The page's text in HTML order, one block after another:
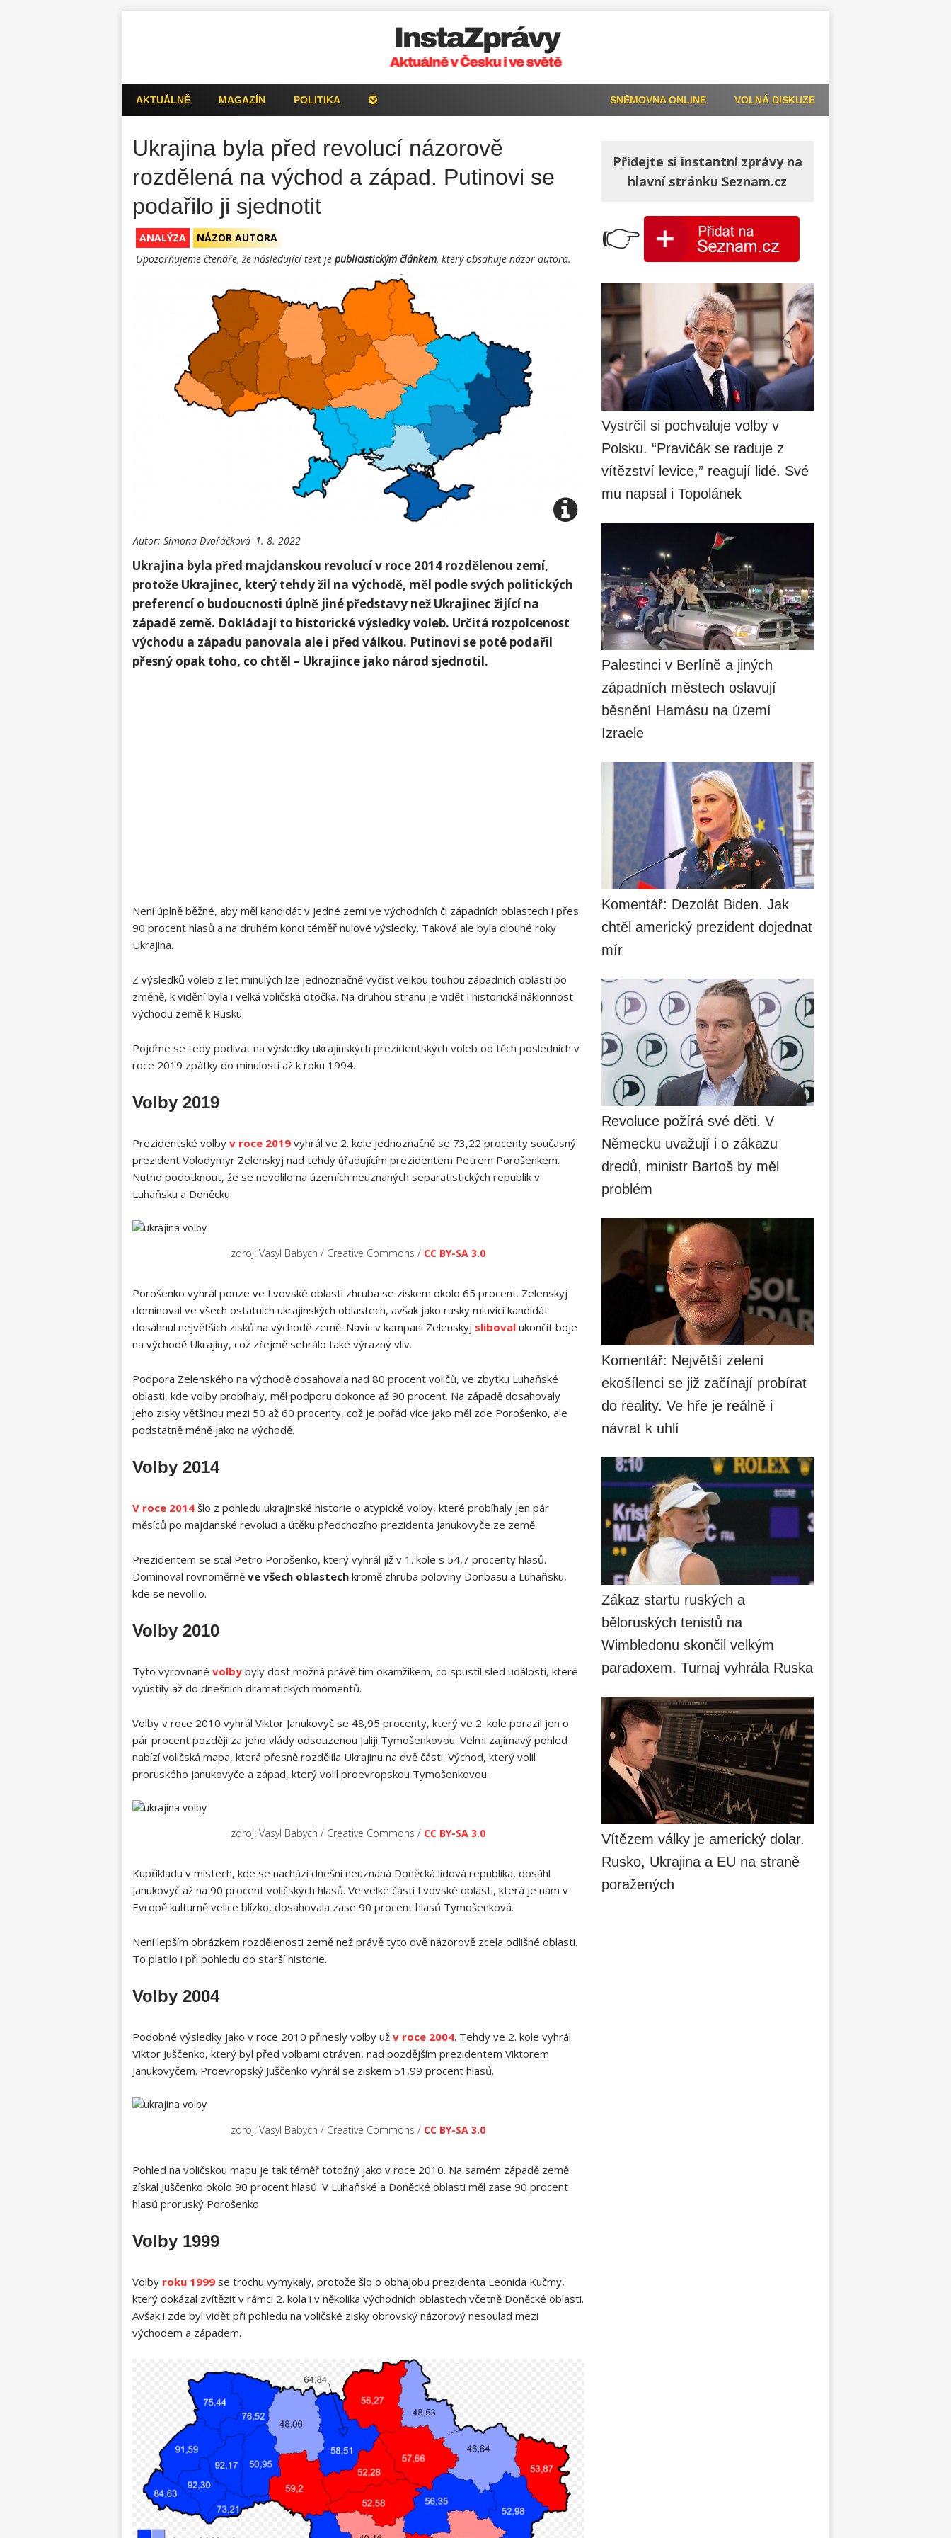
AKTUÁLNĚ MAGAZÍN POLITIKA VOLNÁ DISKUZE
SNĚMOVNA ONLINE
Ukrajina byla před revolucí názorově
rozdělená na východ a západ. Putinovi se
podařilo ji sjednotit
ANALÝZA
NÁZOR AUTORA
Upozorňujeme čtenáře, že následující text je publicistickým článkem, který obsahuje názor autora.
Autor: Simona Dvořáčková 1. 8. 2022
Ukrajina byla před majdanskou revolucí v roce 2014 rozdělenou zemí,
protože Ukrajinec, který tehdy žil na východě, měl podle svých politických
preferencí o budoucnosti úplně jiné představy než Ukrajinec žijící na
západě země. Dokládají to historické výsledky voleb. Určitá rozpolcenost
východu a západu panovala ale i před válkou. Putinovi se poté podařil
přesný opak toho, co chtěl – Ukrajince jako národ sjednotil.
Není úplně běžné, aby měl kandidát v jedné zemi ve východních či západních oblastech i přes
90 procent hlasů a na druhém konci téměř nulové výsledky. Taková ale byla dlouhé roky
Ukrajina.
Z výsledků voleb z let minulých lze jednoznačně vyčíst velkou touhou západních oblastí po
změně, k vidění byla i velká voličská otočka. Na druhou stranu je vidět i historická náklonnost
východu země k Rusku.
Pojďme se tedy podívat na výsledky ukrajinských prezidentských voleb od těch posledních v
roce 2019 zpátky do minulosti až k roku 1994.
Volby 2019
Prezidentské volby v roce 2019 vyhrál ve 2. kole jednoznačně se 73,22 procenty současný
prezident Volodymyr Zelenskyj nad tehdy úřadujícím prezidentem Petrem Porošenkem.
Nutno podotknout, že se nevolilo na územích neuznaných separatistických republik v
Luhaňsku a Doněcku.
zdroj: Vasyl Babych / Creative Commons / CC BY-SA 3.0
Porošenko vyhrál pouze ve Lvovské oblasti zhruba se ziskem okolo 65 procent. Zelenskyj
dominoval ve všech ostatních ukrajinských oblastech, avšak jako rusky mluvící kandidát
dosáhnul největších zisků na východě země. Navíc v kampani Zelenskyj sliboval ukončit boje
na východě Ukrajiny, což zřejmě sehrálo také výrazný vliv.
Podpora Zelenského na východě dosahovala nad 80 procent voličů, ve zbytku Luhaňské
oblasti, kde volby probíhaly, měl podporu dokonce až 90 procent. Na západě dosahovaly
jeho zisky většinou mezi 50 až 60 procenty, což je pořád více jako měl zde Porošenko, ale
podstatně méně jako na východě.
Volby 2014
V roce 2014 šlo z pohledu ukrajinské historie o atypické volby, které probíhaly jen pár
měsíců po majdanské revoluci a útěku předchozího prezidenta Janukovyče ze země.
Prezidentem se stal Petro Porošenko, který vyhrál již v 1. kole s 54,7 procenty hlasů.
Dominoval rovnoměrně ve všech oblastech kromě zhruba poloviny Donbasu a Luhaňsku,
kde se nevolilo.
Volby 2010
Tyto vyrovnané volby byly dost možná právě tím okamžikem, co spustil sled událostí, které
vyústily až do dnešních dramatických momentů.
Volby v roce 2010 vyhrál Viktor Janukovyč se 48,95 procenty, který ve 2. kole porazil jen o
pár procent později za jeho vlády odsouzenou Juliji Tymošenkovou. Velmi zajímavý pohled
nabízí voličská mapa, která přesně rozdělila Ukrajinu na dvě části. Východ, který volil
proruského Janukovyče a západ, který volil proevropskou Tymošenkovou.
zdroj: Vasyl Babych / Creative Commons / CC BY-SA 3.0
Kupříkladu v místech, kde se nachází dnešní neuznaná Doněcká lidová republika, dosáhl
Janukovyč až na 90 procent voličských hlasů. Ve velké části Lvovské oblasti, která je nám v
Evropě kulturně velice blízko, dosahovala zase 90 procent hlasů Tymošenková.
Není lepším obrázkem rozdělenosti země než právě tyto dvě názorově zcela odlišné oblasti.
To platilo i při pohledu do starší historie.
Volby 2004
Podobné výsledky jako v roce 2010 přinesly volby už v roce 2004. Tehdy ve 2. kole vyhrál
Viktor Juščenko, který byl před volbami otráven, nad pozdějším prezidentem Viktorem
Janukovyčem. Proevropský Juščenko vyhrál se ziskem 51,99 procent hlasů.
zdroj: Vasyl Babych / Creative Commons / CC BY-SA 3.0
Pohled na voličskou mapu je tak téměř totožný jako v roce 2010. Na samém západě země
získal Juščenko okolo 90 procent hlasů. V Luhaňské a Doněcké oblasti měl zase 90 procent
hlasů proruský Porošenko.
Volby 1999
Volby roku 1999 se trochu vymykaly, protože šlo o obhajobu prezidenta Leonida Kučmy,
který dokázal zvítězit v rámci 2. kola i v několika východních oblastech včetně Doněcké oblasti.
Avšak i zde byl vidět při pohledu na voličské zisky obrovský názorový nesoulad mezi
východem a západem.
Přidejte si instantní zprávy na
hlavní stránku Seznam.cz
👉
Vystrčil si pochvaluje volby v
Polsku. “Pravičák se raduje z
vítězství levice,” reagují lidé. Své
mu napsal i Topolánek
Palestinci v Berlíně a jiných
západních městech oslavují
běsnění Hamásu na území
Izraele
Komentář: Dezolát Biden. Jak
chtěl americký prezident dojednat
mír
Revoluce požírá své děti. V
Německu uvažují i o zákazu
dredů, ministr Bartoš by měl
problém
Komentář: Největší zelení
ekošílenci se již začínají probírat
do reality. Ve hře je reálně i
návrat k uhlí
Zákaz startu ruských a
běloruských tenistů na
Wimbledonu skončil velkým
paradoxem. Turnaj vyhrála Ruska
Vítězem války je americký dolar.
Rusko, Ukrajina a EU na straně
poražených